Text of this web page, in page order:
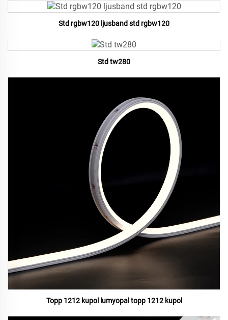
Std rgbw120 ljusband std rgbw120
Std tw280
Topp 1212 kupol lumyopal topp 1212 kupol